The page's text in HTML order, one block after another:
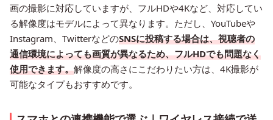
画の撮影に対応していますが、フルHDや4Kなど、対応してい
る解像度はモデルによって異なります。ただし、YouTubeや
Instagram、TwitterなどのSNSに投稿する場合は、視聴者の
通信環境によっても画質が異なるため、フルHDでも問題なく
使用できます。解像度の高さにこだわりたい方は、4K撮影が
可能なタイプもおすすめです。